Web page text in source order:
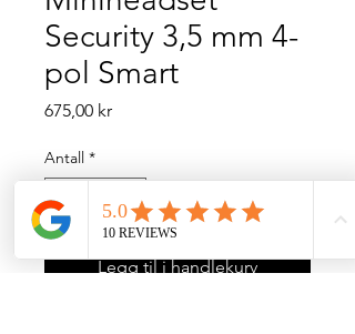
Security 3,5 mm 4-
pol Smart
675,00 krPris
Antall *
Legg til i handlekurv